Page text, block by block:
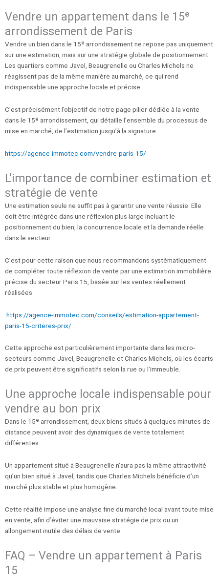
Vendre un appartement dans le 15ᵉ
arrondissement de Paris
Vendre un bien dans le 15ᵉ arrondissement ne repose pas uniquement
sur une estimation, mais sur une stratégie globale de positionnement.
Les quartiers comme Javel, Beaugrenelle ou Charles Michels ne
réagissent pas de la même manière au marché, ce qui rend
indispensable une approche locale et précise.
C’est précisément l’objectif de notre page pilier dédiée à la vente
dans le 15ᵉ arrondissement, qui détaille l’ensemble du processus de
mise en marché, de l’estimation jusqu’à la signature.
https://agence-immotec.com/vendre-paris-15/
L’importance de combiner estimation et
stratégie de vente
Une estimation seule ne suffit pas à garantir une vente réussie. Elle
doit être intégrée dans une réflexion plus large incluant le
positionnement du bien, la concurrence locale et la demande réelle
dans le secteur.
C’est pour cette raison que nous recommandons systématiquement
de compléter toute réflexion de vente par une estimation immobilière
précise du secteur Paris 15, basée sur les ventes réellement
réalisées.
https://agence-immotec.com/conseils/estimation-appartement-
paris-15-criteres-prix/
Cette approche est particulièrement importante dans les micro-
secteurs comme Javel, Beaugrenelle et Charles Michels, où les écarts
de prix peuvent être significatifs selon la rue ou l’immeuble.
Une approche locale indispensable pour
vendre au bon prix
Dans le 15ᵉ arrondissement, deux biens situés à quelques minutes de
distance peuvent avoir des dynamiques de vente totalement
différentes.
Un appartement situé à Beaugrenelle n’aura pas la même attractivité
qu’un bien situé à Javel, tandis que Charles Michels bénéficie d’un
marché plus stable et plus homogène.
Cette réalité impose une analyse fine du marché local avant toute mise
en vente, afin d’éviter une mauvaise stratégie de prix ou un
allongement inutile des délais de vente.
FAQ – Vendre un appartement à Paris
15